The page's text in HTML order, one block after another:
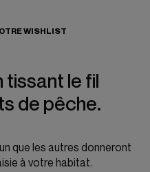
WISHLIST
tissant le fil
de pêche.
que les autres donneront
à votre habitat.